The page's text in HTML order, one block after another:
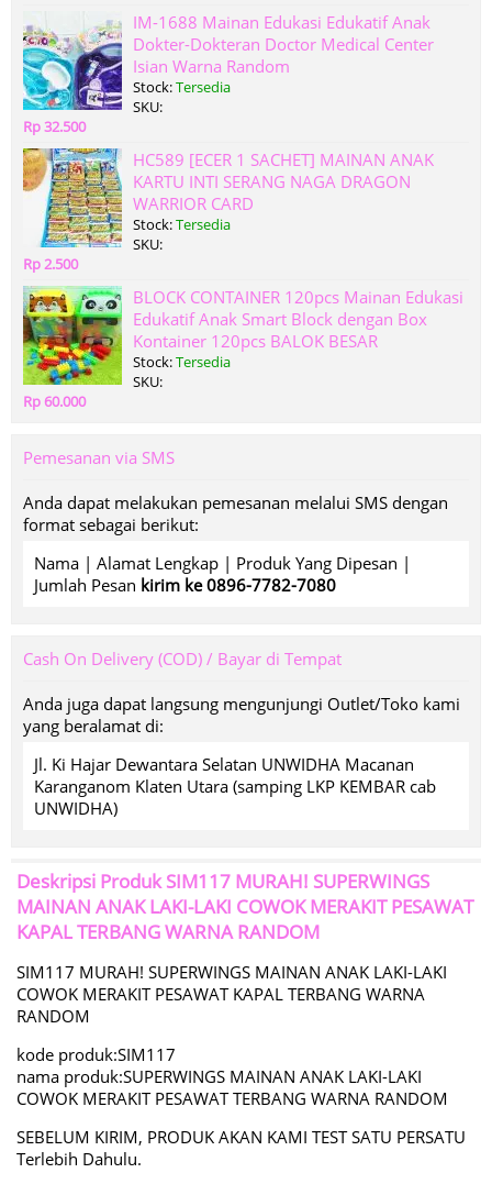
IM-1688 Mainan Edukasi Edukatif Anak
Dokter-Dokteran Doctor Medical Center
Isian Warna Random
Stock:Tersedia
SKU:
Rp 32.500
HC589 [ECER 1 SACHET] MAINAN ANAK
KARTU INTI SERANG NAGA DRAGON
WARRIOR CARD
Stock:Tersedia
SKU:
Rp 2.500
BLOCK CONTAINER 120pcs Mainan Edukasi
Edukatif Anak Smart Block dengan Box
Kontainer 120pcs BALOK BESAR
Stock:Tersedia
SKU:
Rp 60.000
Pemesanan via SMS
Anda dapat melakukan pemesanan melalui SMS dengan
format sebagai berikut:
Nama | Alamat Lengkap | Produk Yang Dipesan |
Jumlah Pesan kirim ke 0896-7782-7080
Cash On Delivery (COD) / Bayar di Tempat
Anda juga dapat langsung mengunjungi Outlet/Toko kami
yang beralamat di:
Jl. Ki Hajar Dewantara Selatan UNWIDHA Macanan
Karanganom Klaten Utara (samping LKP KEMBAR cab
UNWIDHA)
Deskripsi ProdukSIM117 MURAH! SUPERWINGS
MAINAN ANAK LAKI-LAKI COWOK MERAKIT PESAWAT
KAPAL TERBANG WARNA RANDOM
SIM117 MURAH! SUPERWINGS MAINAN ANAK LAKI-LAKI
COWOK MERAKIT PESAWAT KAPAL TERBANG WARNA
RANDOM
kode produk:SIM117
nama produk:SUPERWINGS MAINAN ANAK LAKI-LAKI
COWOK MERAKIT PESAWAT TERBANG WARNA RANDOM
SEBELUM KIRIM, PRODUK AKAN KAMI TEST SATU PERSATU
Terlebih Dahulu.